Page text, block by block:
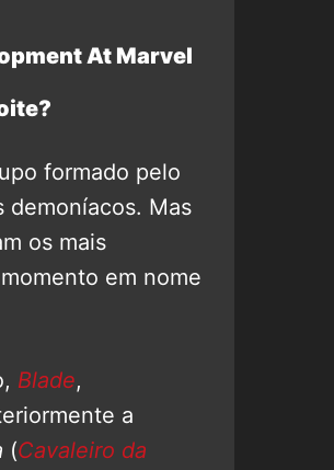
formado pelo
demoníacos. Mas
os mais
em nome
Blade,
a
(Cavaleiro da